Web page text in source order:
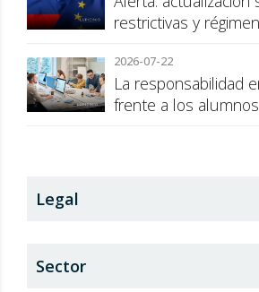
restrictivas y
2026-07-22
La responsabilidad
frente a los
Legal
Sector